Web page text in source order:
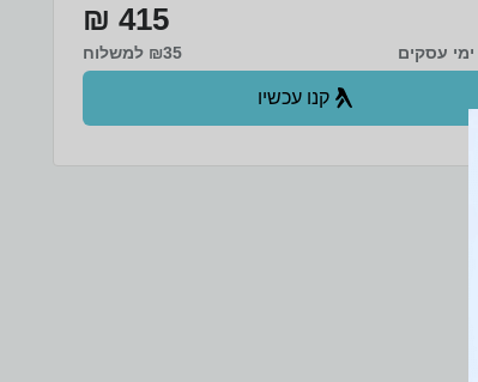
415 ₪
₪35 למשלוח
קנו עכשיו